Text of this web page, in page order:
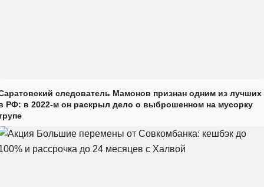
следователь Мамонов признан одним из лучших
РФ: в 2022-м он раскрыл дело о выброшенном на мусорку